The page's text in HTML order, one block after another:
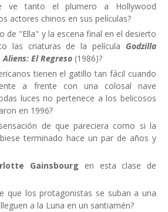
ve tanto el plumero a Hollywood
actores chinos en sus películas?
de "Ella" y la escena final en el desierto
las criaturas de la película Godzilla
Aliens: El Regreso (1986)?
tienen el gatillo tan fácil cuando
a frente con una colosal nave
luces no pertenece a los belicosos
en 1996?
de que pareciera como si la
terminado hace un par de años y
Gainsbourg en esta clase de
que los protagonistas se suban a una
a la Luna en un santiamén?